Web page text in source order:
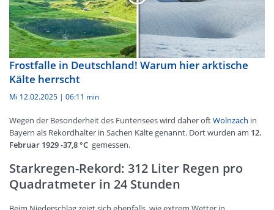
Frostfalle in Deutschland! Warum hier arktische
Kälte herrscht
Mi 12.02.2025 | 06:11 min
Wegen der Besonderheit des Funtensees wird daher oftWolnzach in
Bayern als Rekordhalter in Sachen Kälte genannt. Dort wurden am 12.
Februar 1929 -37,8 °C gemessen.
Starkregen-Rekord: 312 Liter Regen pro
Quadratmeter in 24 Stunden